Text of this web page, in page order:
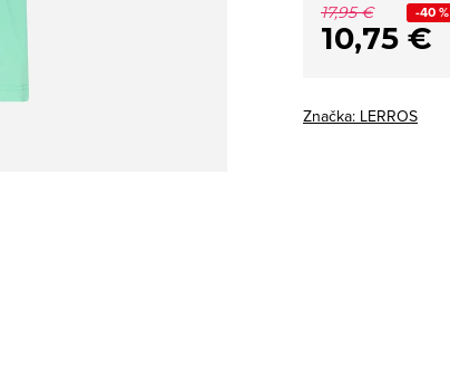
17,95 € -40 %
10,75 €
Značka: LERROS